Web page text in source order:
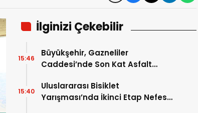
İlginizi Çekebilir
Büyükşehir, Gazneliler
Caddesi’nde Son Kat Asfalt
15:46
Uluslararası Bisiklet
Yarışması’nda İkinci Etap Nefes
15:40